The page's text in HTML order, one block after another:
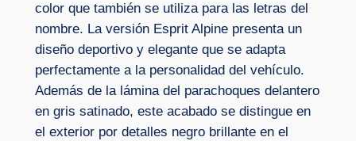
color que también se utiliza para las letras del
nombre. La versión Esprit Alpine presenta un
diseño deportivo y elegante que se adapta
perfectamente a la personalidad del vehículo.
Además de la lámina del parachoques delantero
en gris satinado, este acabado se distingue en
el exterior por detalles negro brillante en el